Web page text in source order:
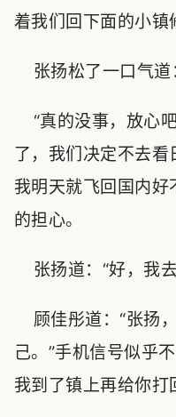
着我们回下面的小镇
张扬松了一口气道
“真的没事，放心
了，我们决定不去看
我明天就飞回国内好
的担心。
张扬道：“好，我
顾佳彤道：“张扬
己。”手机信号似乎
我到了镇上再给你